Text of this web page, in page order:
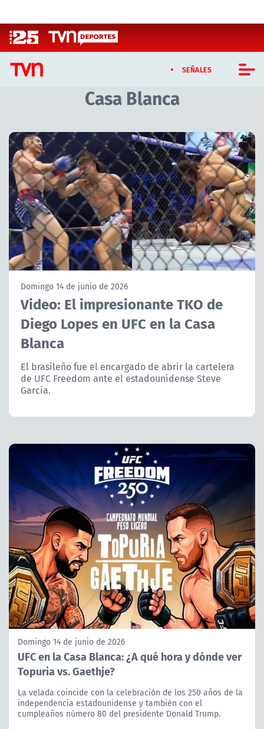
SEÑALES
CASTING MASTERCHEF CHILE
CASTING TVN VERTICAL
TVN VERTICAL
TVN PLAY
PROGRAMAS
TELESERIES
ACTUALIDAD Y TENDENCIAS
CORPORATIVO Y TRANSPARENCIA
CANAL DE DENUNCIAS
Casa Blanca
Artículos relacionados con Casa Blanca
Domingo 14 de junio de 2026
Video: El impresionante TKO de
Diego Lopes en UFC en la Casa
Blanca
El brasileño fue el encargado de abrir la cartelera
de UFC Freedom ante el estadounidense Steve
Garcia.
Domingo 14 de junio de 2026
UFC en la Casa Blanca: ¿A qué hora y dónde ver
Topuria vs. Gaethje?
La velada coincide con la celebración de los 250 años de la
independencia estadounidense y también con el
cumpleaños número 80 del presidente Donald Trump.